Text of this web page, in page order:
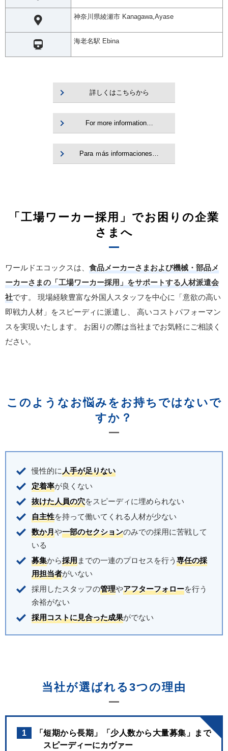
神奈川県綾瀬市 Kanagawa,Ayase
海老名駅 Ebina
詳しくはこちらから
For more information…
Para ｍás informaciones…
「工場ワーカー採用」でお困りの企業
さまへ
ワールドエコックスは、 食品メーカーさまおよび機械・部品メ
ーカーさまの「工場ワーカー採用」をサポートする人材派遣会
社です。
現場経験豊富な外国人スタッフを中心に「意欲の高い
即戦力人材」をスピーディに派遣し、
高いコストパフォーマン
スを実現いたします。
お困りの際は当社までお気軽にご相談く
ださい。
このようなお悩みをお持ちではないで
すか？
慢性的に人手が足りない
定着率が良くない
抜けた人員の穴をスピーディに埋められない
自主性を持って働いてくれる人材が少ない
数か月や一部のセクションのみでの採用に苦戦して
いる
募集から採用までの一連のプロセスを行う 専任の採
用担当者がいない
採用したスタッフの管理やアフターフォローを行う
余裕がない
採用コストに見合った成果がでない
当社が選ばれる3つの理由
1
「短期から長期」「少人数から大量募集」まで
スピーディーにカヴァー